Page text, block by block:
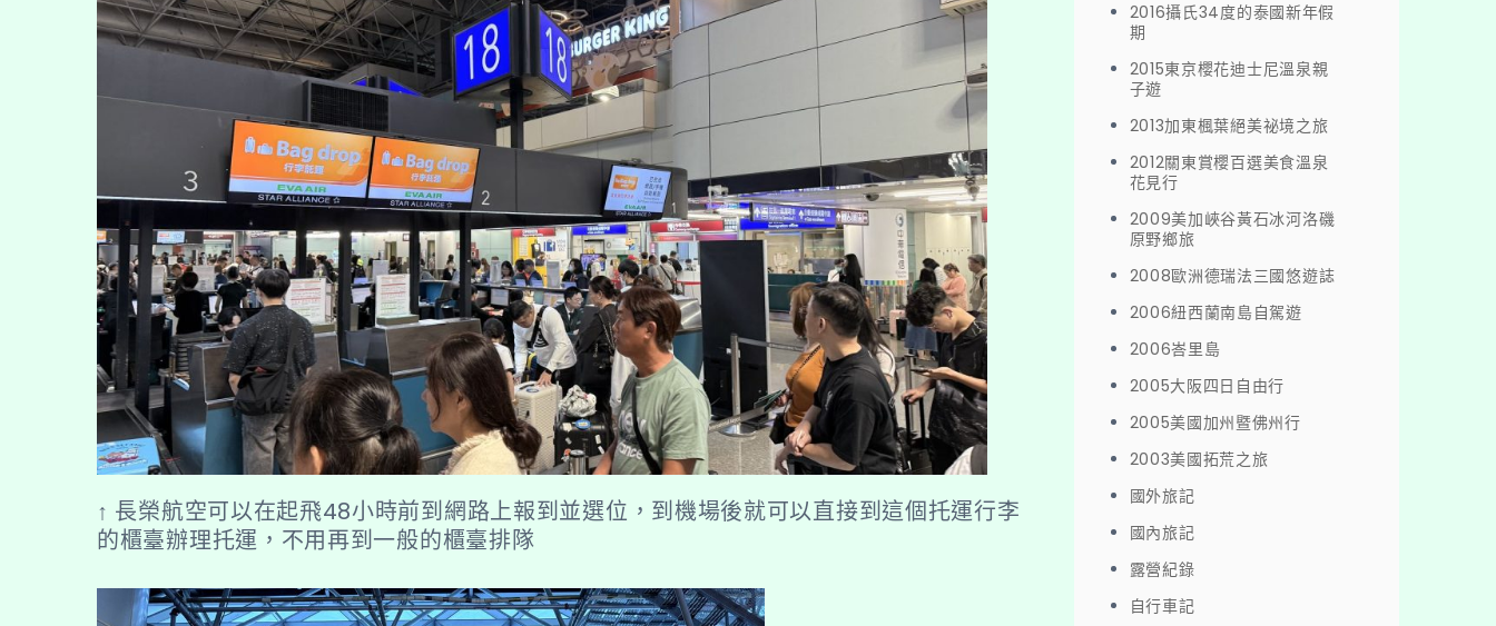
↑ 長榮航空可以在起飛48小時前到網路上報到並選位，到機場後就可以直接到這個托運行李
的櫃臺辦理托運，不用再到一般的櫃臺排隊
2016攝氏34度的泰國新年假
期
2015東京櫻花迪士尼溫泉親
子遊
2013加東楓葉絕美祕境之旅
2012關東賞櫻百選美食溫泉
花見行
2009美加峽谷黃石冰河洛磯
原野鄉旅
2008歐洲德瑞法三國悠遊誌
2006紐西蘭南島自駕遊
2006峇里島
2005大阪四日自由行
2005美國加州暨佛州行
2003美國拓荒之旅
國外旅記
國內旅記
露營紀錄
自行車記